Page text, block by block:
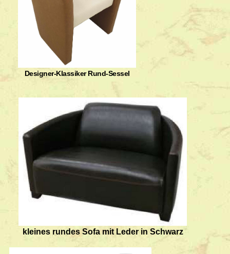
Designer-Klassiker Rund-Sessel
kleines rundes Sofa mit Leder in Schwarz